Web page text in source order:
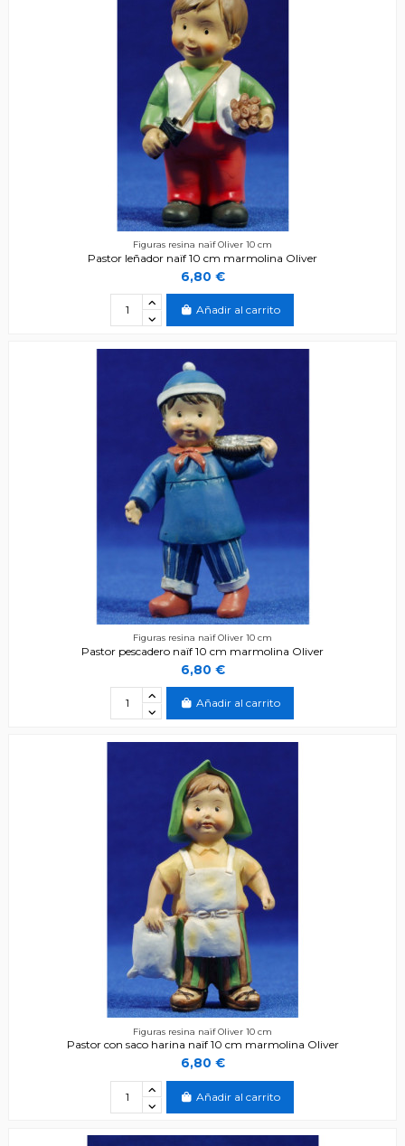
Figuras resina naïf Oliver 10 cm
Pastor leñador naïf 10 cm marmolina Oliver
6,80 €
Añadir al carrito
Figuras resina naïf Oliver 10 cm
Pastor pescadero naïf 10 cm marmolina Oliver
6,80 €
Añadir al carrito
Figuras resina naïf Oliver 10 cm
Pastor con saco harina naïf 10 cm marmolina Oliver
6,80 €
Añadir al carrito